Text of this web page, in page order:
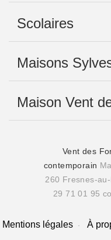
Scolaires
Maisons
Maison Vent
Vent des
contemporain
260 Fresnes-
29 71 01 95
Mentions légales À